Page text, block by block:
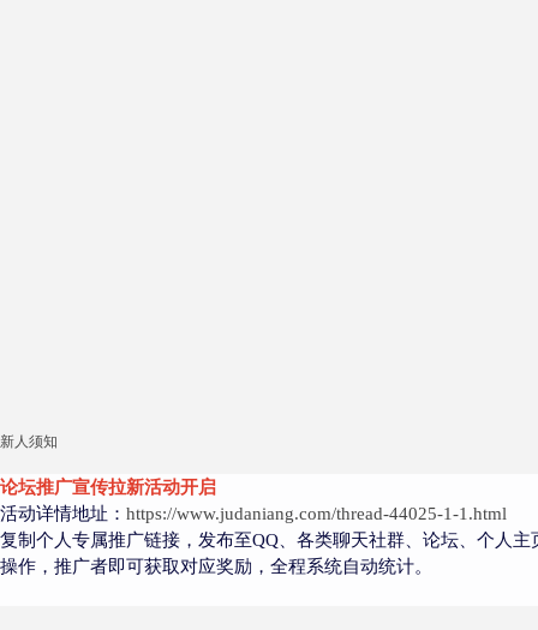
新人须知
论坛推广宣传拉新活动开启
活动详情地址： https://www.judaniang.com/thread-44025-1-1.html
复制个人专属推广链接，发布至QQ、各类聊天社群、论坛、个人
操作，推广者即可获取对应奖励，全程系统自动统计。